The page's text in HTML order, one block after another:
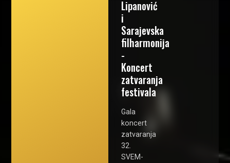
Lipanović
i
Sarajevska
filharmonija
-
Koncert
zatvaranja
festivala
Gala
koncert
zatvaranja
32.
SVEM-